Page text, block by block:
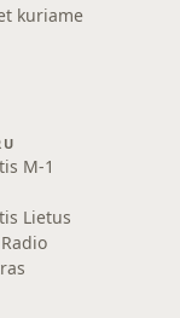
kuriame
M-1
Lietus